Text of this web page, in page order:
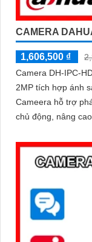
CAMERA
1,606,500 ₫
Camera DH-IPC-
2MP tích hợp ánh
Cameera hỗ trợ
chủ động, nâng